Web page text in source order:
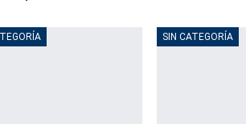
SIN CATEGORÍA